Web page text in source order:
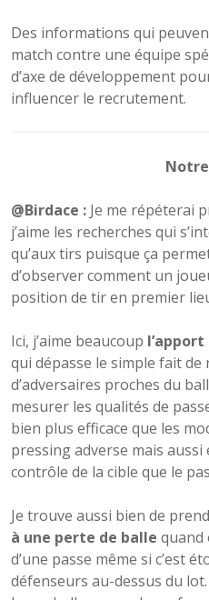
Des informations qui
match contre une équipe
d’axe de développement
influencer le recrutement.
@Birdace : Je me répéterai
j’aime les recherches qui
qu’aux tirs puisque ça
d’observer comment un
position de tir en premier
Ici, j’aime beaucoup
qui dépasse le simple fait
d’adversaires proches du
mesurer les qualités de
bien plus efficace que les
pressing adverse mais
contrôle de la cible que le
Je trouve aussi bien de
à une perte de balle quand
d’une passe même si c’est
défenseurs au-dessus du